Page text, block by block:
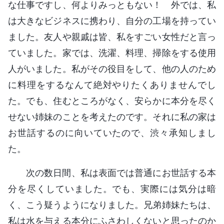
な仕事ですし、何よりみっともない！ 外では、私
は大きなビジネスに携わり、自分の工場を持ってい
ました。友人や親戚は皆、私をすごい女性だと言っ
ていました。家では、洗濯、料理、掃除をする使用
人がいました。私がその役目をして、他の人のため
に料理をするなんて絶対やりたくありませんでし
た。でも、住むところがなく、安らかに本分を尽く
せない姉妹のことを考えたのです。それに私の家は
お世話するのに向いていたので、渋々承知しまし
た。
次の数日間、私は表面では普通にお世話する本
分を尽くしていました。でも、実際には気分は暗
く、こう疑うようになりました。兄弟姉妹たちは、
私は水を与える本分にふさわしくないと思ったのか